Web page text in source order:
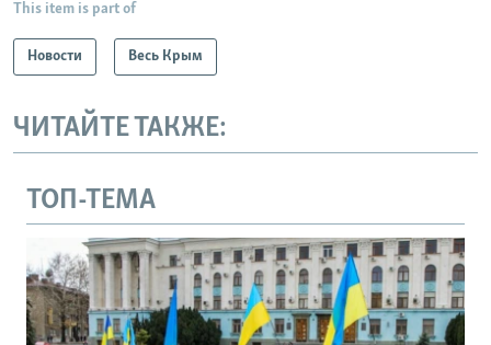
This item is part of
Новости Весь Крым
ЧИТАЙТЕ ТАКЖЕ:
ТОП-ТЕМА